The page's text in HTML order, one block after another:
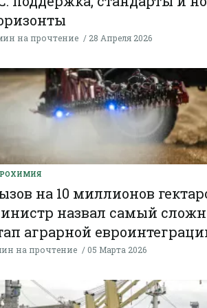
на прочтение 28 Апреля 2026
на 10 миллионов
назвал самый
аграрной
на прочтение 05 Марта 2026